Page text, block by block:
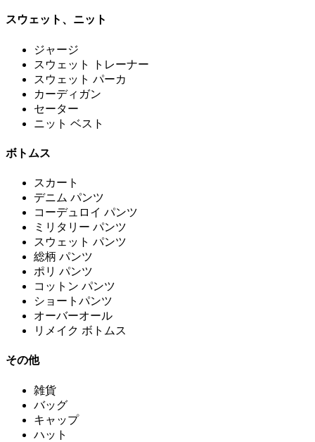
スウェット、ニット
ジャージ
スウェット トレーナー
スウェット パーカ
カーディガン
セーター
ニット ベスト
ボトムス
スカート
デニム パンツ
コーデュロイ パンツ
ミリタリー パンツ
スウェット パンツ
総柄 パンツ
ポリ パンツ
コットン パンツ
ショートパンツ
オーバーオール
リメイク ボトムス
その他
雑貨
バッグ
キャップ
ハット